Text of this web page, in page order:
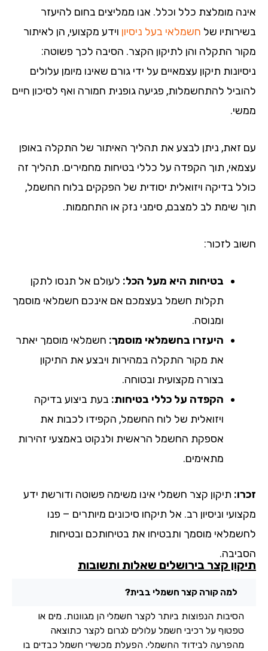
מומלצת כלל וכלל. אנו ממליצים בחום להיעזר
שלחשמלאי בעל ניסיון וידע מקצועי, הן לאיתור
התקלה והן לתיקון הקצר. הסיבה לכך פשוטה:
תיקון עצמאיים על ידי גורם שאינו מיומן עלולים
להתחשמלות, פגיעה גופנית חמורה ואף לסיכון חיים
זאת, ניתן לבצע את תהליך האיתור של התקלה באופן
תוך הקפדה על כללי בטיחות מחמירים. תהליך זה
בדיקה ויזואלית יסודית של הפקקים בלוח החשמל,
שימת לב למצבם, סימני נזק או התחממות.
לזכור:
בטיחות היא מעל הכל: לעולם אל תנסו לתקן
תקלות חשמל בעצמכם אם אינכם חשמלאי מוסמך
ומנוסה.
היעזרו בחשמלאי מוסמך:חשמלאי מוסמך יאתר
את מקור התקלה במהירות ויבצע את התיקון
בצורה מקצועית ובטוחה.
הקפדה על כללי בטיחות:בעת ביצוע בדיקה
ויזואלית של לוח החשמל, הקפידו לכבות את
אספקת החשמל הראשית ולנקוט באמצעי זהירות
מתאימים.
תיקון קצר חשמלי אינו משימה פשוטה ודורשת ידע
וניסיון רב. אל תיקחו סיכונים מיותרים – פנו
מוסמך ותבטיחו את בטיחותכם ובטיחות
קצר בירושלים שאלות ותשובות
למה קורה קצר חשמלי בבית?
הסיבות הנפוצות ביותר לקצר חשמלי הן מגוונות. מים או
טפטוף על רכיבי חשמל עלולים לגרום לקצר כתוצאה
מהפרעה לבידוד החשמלי. הפעלת מכשירי חשמל כבדים בו